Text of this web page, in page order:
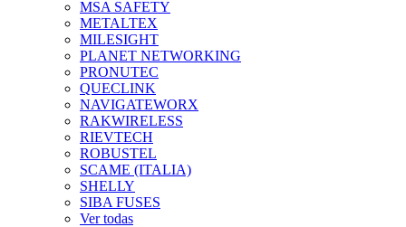
MSA SAFETY
METALTEX
MILESIGHT
PLANET NETWORKING
PRONUTEC
QUECLINK
NAVIGATEWORX
RAKWIRELESS
RIEVTECH
ROBUSTEL
SCAME (ITALIA)
SHELLY
SIBA FUSES
Ver todas